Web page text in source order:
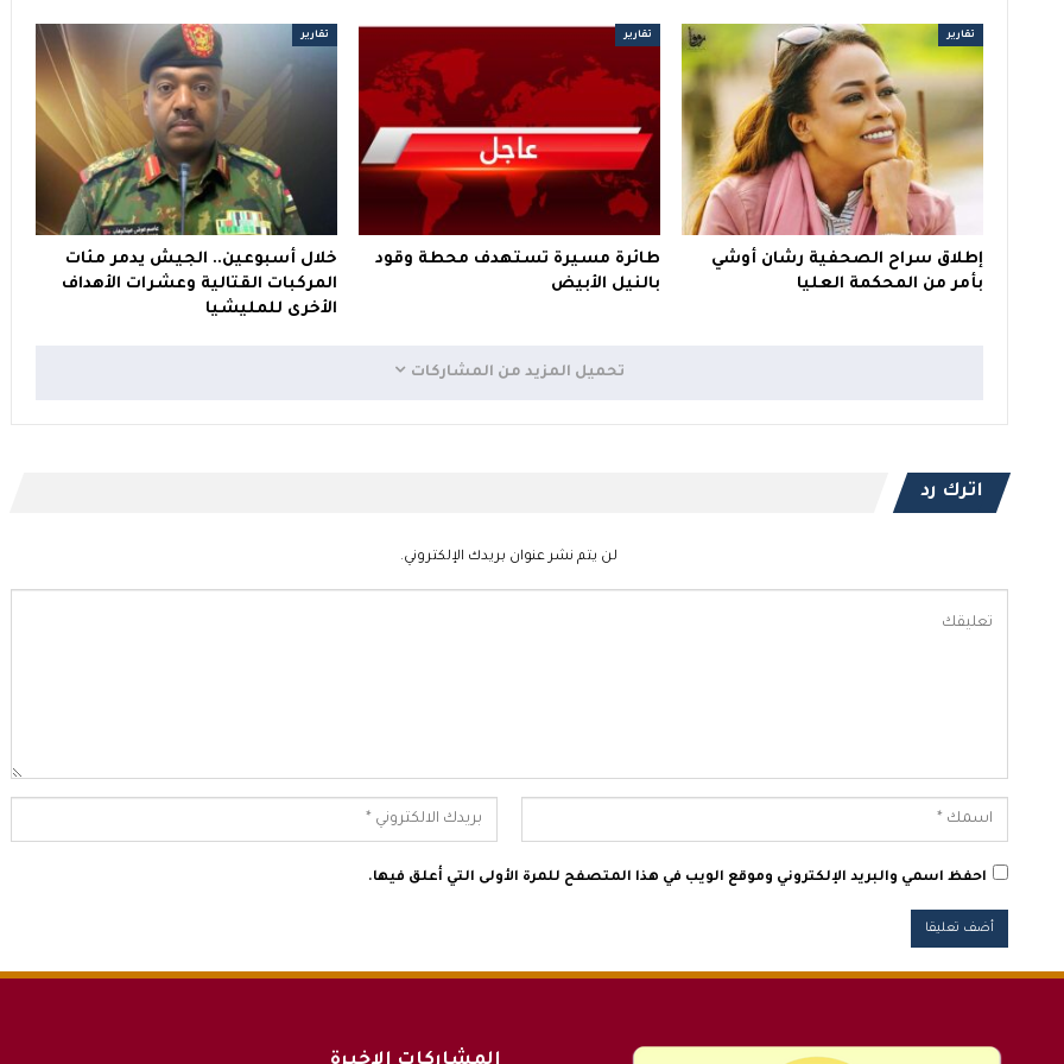
تقارير
إطلاق سراح الصحفية رشان أوشي
بأمر من المحكمة العليا
تقارير
طائرة مسيرة تستهدف محطة وقود
بالنيل الأبيض
تقارير
خلال أسبوعين.. الجيش يدمر مئات
المركبات القتالية وعشرات الأهداف
الأخرى للمليشيا
تحميل المزيد من المشاركات
اترك رد
لن يتم نشر عنوان بريدك الإلكتروني.
احفظ اسمي والبريد الإلكتروني وموقع الويب في هذا المتصفح للمرة الأولى التي أعلق فيها.